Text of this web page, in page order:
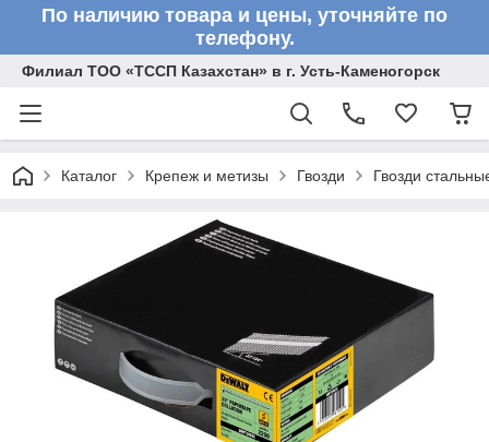
По наличию товара и цены, уточняйте по
телефону.
Филиал ТОО «ТССП Казахстан» в г. Усть-Каменогорск
Каталог Крепеж и метизы Гвозди Гвозди